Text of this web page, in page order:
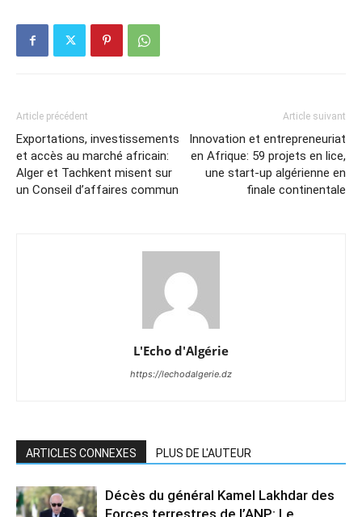
Article précédent
Exportations, investissements
et accès au marché africain:
Alger et Tachkent misent sur
un Conseil d’affaires commun
Article suivant
Innovation et entrepreneuriat
en Afrique: 59 projets en lice,
une start-up algérienne en
finale continentale
L'Echo d'Algérie
https://lechodalgerie.dz
ARTICLES CONNEXES PLUS DE L'AUTEUR
Décès du général Kamel Lakhdar des
Forces terrestres de l’ANP: Le